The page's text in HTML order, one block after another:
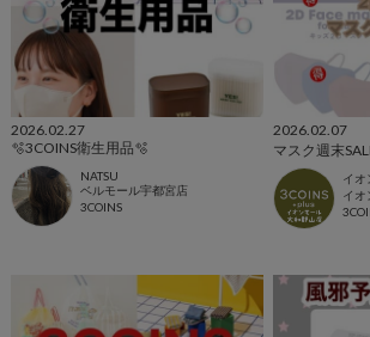
2026.02.27
🫧3COINS衛生用品🫧
NATSU
ベルモール宇都宮店
3COINS
2026.02.07
マスク週末
イオ
イオ